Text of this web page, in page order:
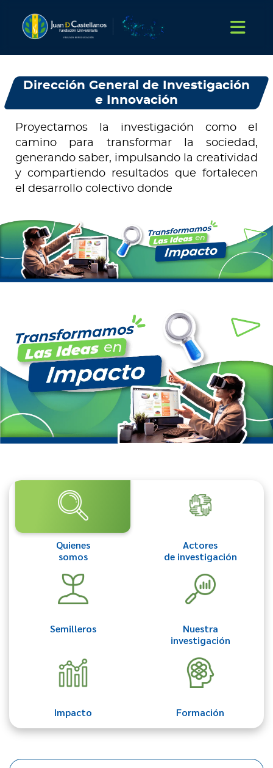
Dirección General de Investigación
e Innovación
Proyectamos la investigación como el
camino para transformar la sociedad,
generando saber, impulsando la creatividad
y compartiendo resultados que fortalecen
el desarrollo colectivo donde
Quienes
somos
Actores
de investigación
Semilleros
Nuestra
investigación
Impacto Formación